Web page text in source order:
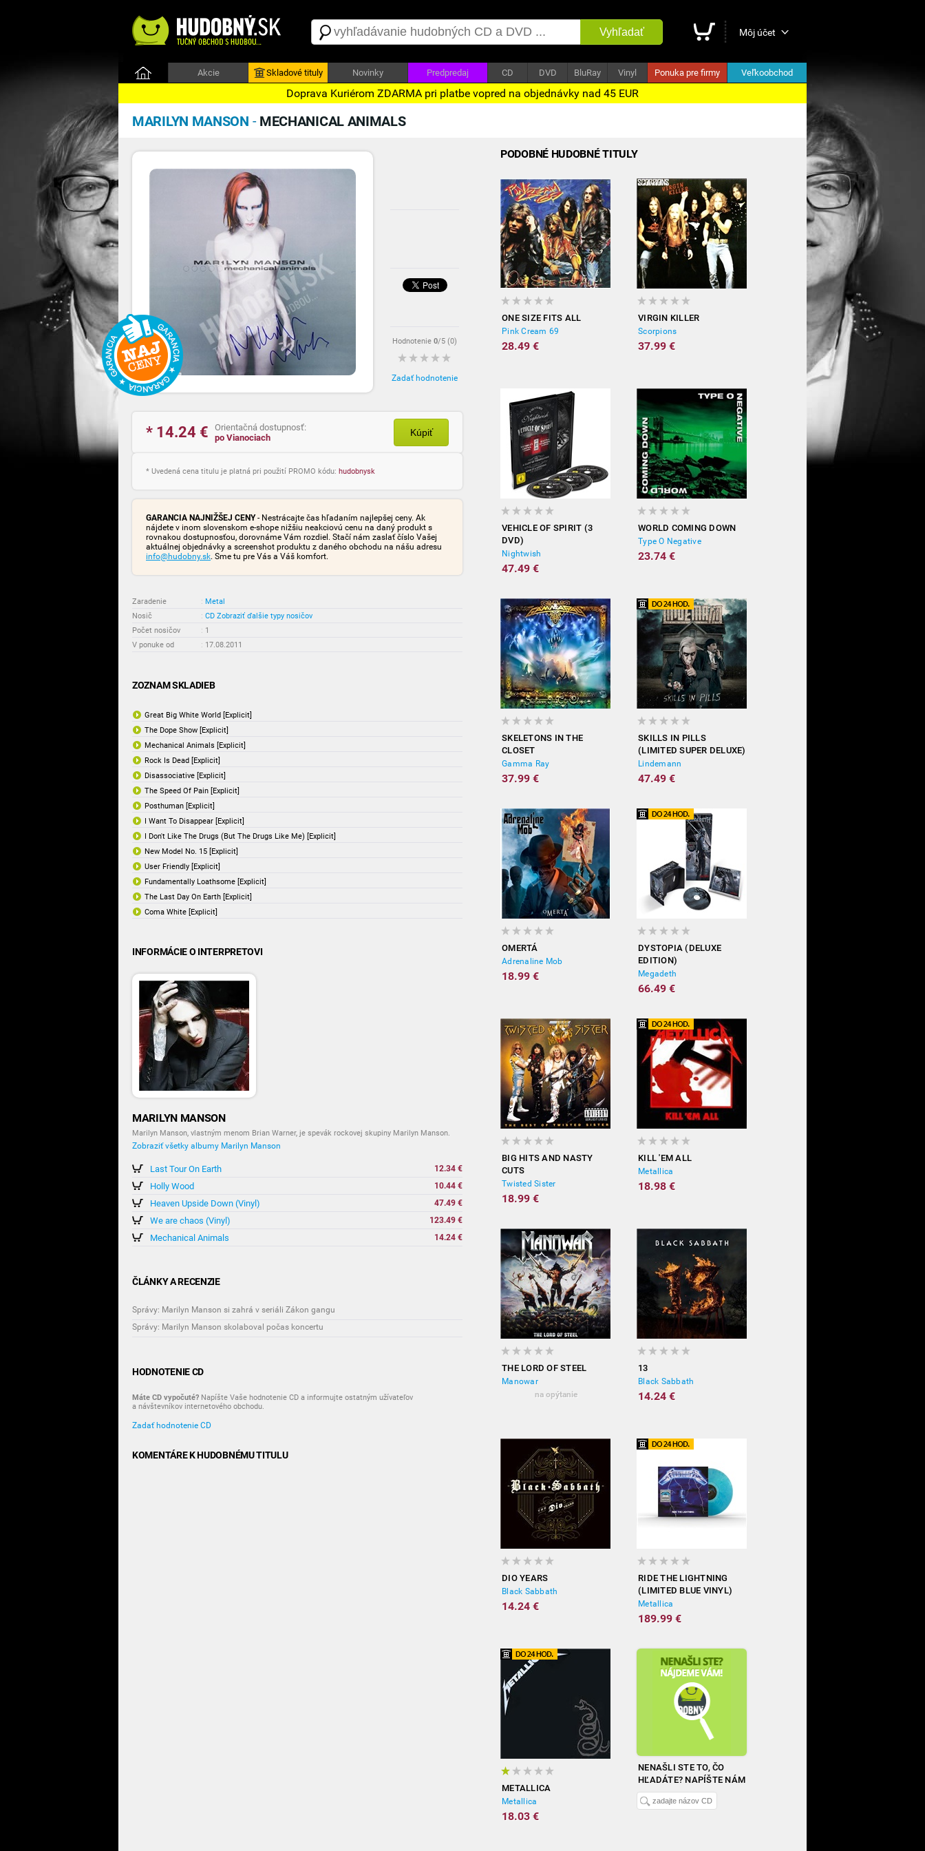
Vyhľadať Môj účet
Akcie Skladové tituly Novinky Predpredaj CD DVD BluRay Vinyl Ponuka pre firmy Veľkoobchod
Doprava Kuriérom ZDARMA pri platbe vopred na objednávky nad 45 EUR
MARILYN MANSON - MECHANICAL ANIMALS
Hodnotenie 0/5 (0)
Zadať hodnotenie
* 14.24 €
Orientačná dostupnosť:
po Vianociach
Kúpiť
* Uvedená cena titulu je platná pri použití PROMO kódu: hudobnysk
GARANCIA NAJNIŽŠEJ CENY- Nestrácajte čas hľadaním najlepšej ceny. Ak
nájdete v inom slovenskom e-shope nižšiu neakciovú cenu na daný produkt s
rovnakou dostupnosťou, dorovnáme Vám rozdiel. Stačí nám zaslať číslo Vašej
aktuálnej objednávky a screenshot produktu z daného obchodu na nášu adresu
info@hudobny.sk. Sme tu pre Vás a Váš komfort.
Zaradenie : Metal
Nosič
: CD Zobraziť ďalšie typy nosičov
Počet nosičov
: 1
V ponuke od
: 17.08.2011
ZOZNAM SKLADIEB
Great Big White World [Explicit]
The Dope Show [Explicit]
Mechanical Animals [Explicit]
Rock Is Dead [Explicit]
Disassociative [Explicit]
The Speed Of Pain [Explicit]
Posthuman [Explicit]
I Want To Disappear [Explicit]
I Don't Like The Drugs (But The Drugs Like Me) [Explicit]
New Model No. 15 [Explicit]
User Friendly [Explicit]
Fundamentally Loathsome [Explicit]
The Last Day On Earth [Explicit]
Coma White [Explicit]
INFORMÁCIE O INTERPRETOVI
MARILYN MANSON
Marilyn Manson, vlastným menom Brian Warner, je spevák rockovej skupiny Marilyn Manson.
Zobraziť všetky albumy Marilyn Manson
Last Tour On Earth 12.34 €
Holly Wood 10.44 €
Heaven Upside Down (Vinyl) 47.49 €
We are chaos (Vinyl) 123.49 €
Mechanical Animals 14.24 €
ČLÁNKY A RECENZIE
Správy: Marilyn Manson si zahrá v seriáli Zákon gangu
Správy: Marilyn Manson skolaboval počas koncertu
HODNOTENIE CD
Máte CD vypočuté? Napíšte Vaše hodnotenie CD a informujte ostatným užívateľov
a návštevníkov internetového obchodu.
Zadať hodnotenie CD
KOMENTÁRE K HUDOBNÉMU TITULU
PODOBNÉ HUDOBNÉ TITULY
ONE SIZE FITS ALL
Pink Cream 69
28.49 €
VIRGIN KILLER
Scorpions
37.99 €
VEHICLE OF SPIRIT (3
DVD)
Nightwish
47.49 €
WORLD COMING DOWN
Type O Negative
23.74 €
SKELETONS IN THE
CLOSET
Gamma Ray
37.99 €
SKILLS IN PILLS
(LIMITED SUPER DELUXE)
Lindemann
47.49 €
OMERTÁ
Adrenaline Mob
18.99 €
DYSTOPIA (DELUXE
EDITION)
Megadeth
66.49 €
BIG HITS AND NASTY
CUTS
Twisted Sister
18.99 €
KILL 'EM ALL
Metallica
18.98 €
THE LORD OF STEEL
Manowar
na opýtanie
13
Black Sabbath
14.24 €
DIO YEARS
Black Sabbath
14.24 €
RIDE THE LIGHTNING
(LIMITED BLUE VINYL)
Metallica
189.99 €
METALLICA
Metallica
18.03 €
NENAŠLI STE TO, ČO
HĽADÁTE? NAPÍŠTE NÁM